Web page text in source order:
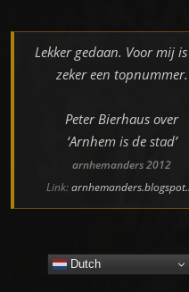
Lekker gedaan. Voor mij
zeker een topnummer.
Peter Bierhaus over
‘Arnhem is de stad’
arnhemanders 2012
Link:
Dutch